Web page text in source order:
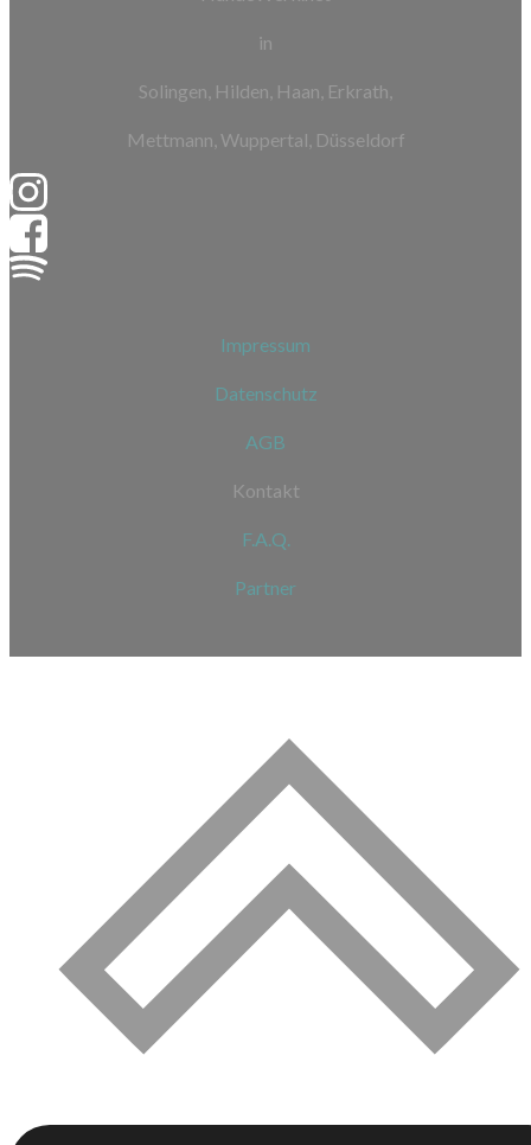
in
Solingen, Hilden, Haan, Erkrath,
Mettmann, Wuppertal, Düsseldorf
Impressum
Datenschutz
AGB
Kontakt
F.A.Q.
Partner